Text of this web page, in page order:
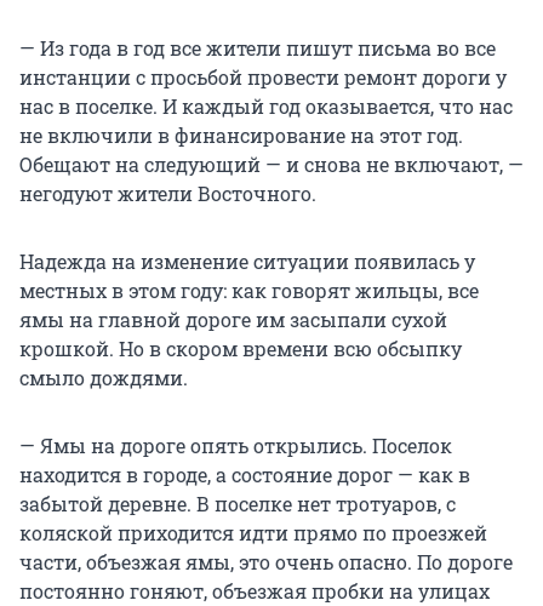
— Из года в год все жители пишут письма во все
инстанции с просьбой провести ремонт дороги у
нас в поселке. И каждый год оказывается, что нас
не включили в финансирование на этот год.
Обещают на следующий — и снова не включают, —
негодуют жители Восточного.
Надежда на изменение ситуации появилась у
местных в этом году: как говорят жильцы, все
ямы на главной дороге им засыпали сухой
крошкой. Но в скором времени всю обсыпку
смыло дождями.
— Ямы на дороге опять открылись. Поселок
находится в городе, а состояние дорог — как в
забытой деревне. В поселке нет тротуаров, с
коляской приходится идти прямо по проезжей
части, объезжая ямы, это очень опасно. По дороге
постоянно гоняют, объезжая пробки на улицах